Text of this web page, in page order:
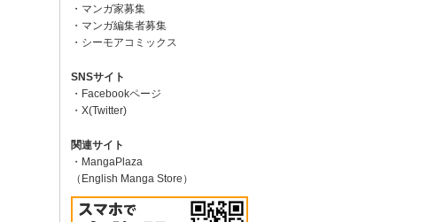
マンガ家募集
マンガ編集者募集
シーモアコミックス
SNSサイト
Facebookページ
X(Twitter)
関連サイト
MangaPlaza
（English Manga Store）